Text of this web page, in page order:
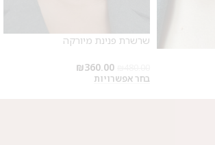
שרשרת פנינת מיורקה
₪360.00
בחר אפשרויות